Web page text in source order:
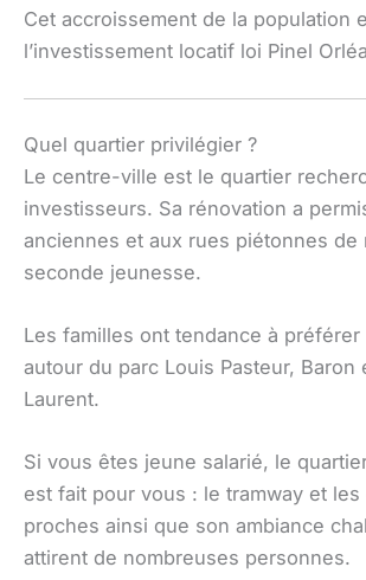
Cet accroissement de la population
l’investissement locatif loi Pinel
Quel quartier privilégier ?
Le centre-ville est le quartier
investisseurs. Sa rénovation a
anciennes et aux rues piétonnes de
seconde jeunesse.
Les familles ont tendance à
autour du parc Louis Pasteur, Baron
Laurent.
Si vous êtes jeune salarié, le
est fait pour vous : le tramway et les
proches ainsi que son ambiance
attirent de nombreuses personnes.